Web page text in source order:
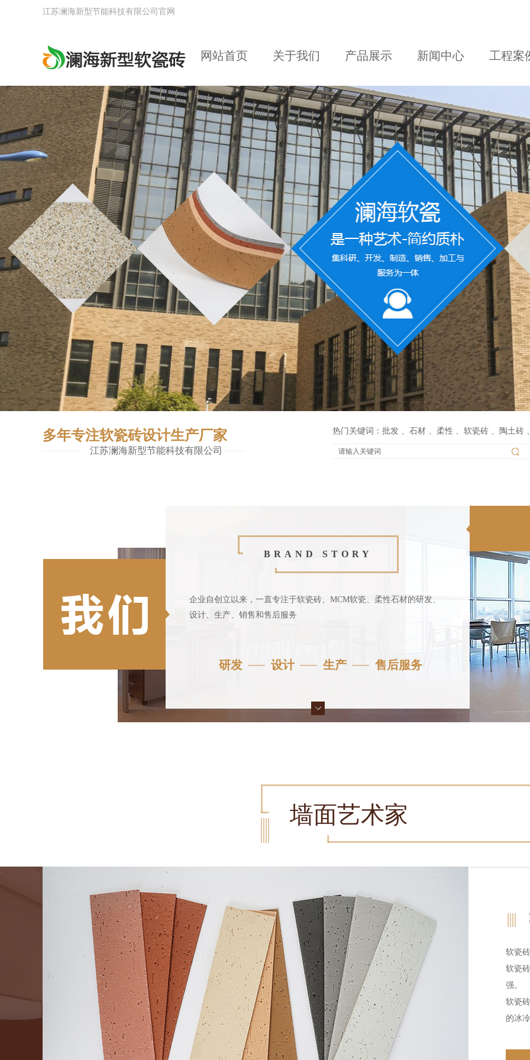
江苏澜海新型节能科技有限公司官网
网站首页 关于我们 产品展示 新闻中心 工程案
多年专注软瓷砖设计生产厂家
江苏澜海新型节能科技有限公司
热门关键词： 批发 、 石材 、 柔性 、 软瓷砖 、 陶土砖
BRAND STORY
企业自创立以来，一直专注于软瓷砖、MCM软瓷、柔性石材的研发、
设计、生产、销售和售后服务
研发 设计 生产 售后服务
墙面艺术家
软瓷
软瓷
强。
软瓷
的冰